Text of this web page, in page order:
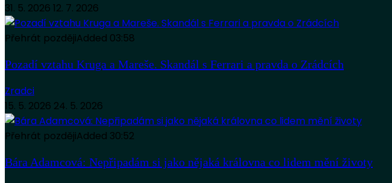
31. 5. 2026 12. 7. 2026
Přehrát pozdějiAdded 03:58
Pozadí vztahu Kruga a Mareše. Skandál s Ferrari a pravda o Zrádcích
Zradci
15. 5. 2026 24. 5. 2026
Přehrát pozdějiAdded 30:52
Bára Adamcová: Nepřipadám si jako nějaká královna co lidem mění životy